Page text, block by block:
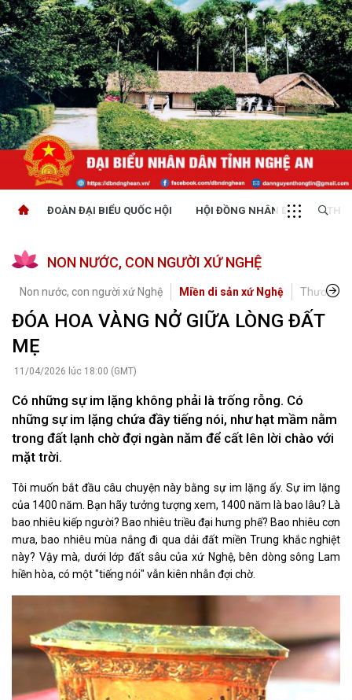
ĐOÀN ĐẠI BIỂU QUỐC HỘI HỘI ĐỒNG NHÂN DÂN
NON NƯỚC, CON NGƯỜI XỨ NGHỆ
Non nước, con người xứ Nghệ Miền di sản xứ Nghệ Thương
ĐÓA HOA VÀNG NỞ GIỮA LÒNG ĐẤT
MẸ
11/04/2026 lúc 18:00 (GMT)
Có những sự im lặng không phải là trống rỗng. Có
những sự im lặng chứa đầy tiếng nói, như hạt mầm nằm
trong đất lạnh chờ đợi ngàn năm để cất lên lời chào với
mặt trời.
Tôi muốn bắt đầu câu chuyện này bằng sự im lặng ấy. Sự im lặng
của 1400 năm. Bạn hãy tưởng tượng xem, 1400 năm là bao lâu? Là
bao nhiêu kiếp người? Bao nhiêu triều đại hưng phế? Bao nhiêu cơn
mưa, bao nhiêu mùa nắng đi qua dải đất miền Trung khắc nghiệt
này? Vậy mà, dưới lớp đất sâu của xứ Nghệ, bên dòng sông Lam
hiền hòa, có một "tiếng nói" vẫn kiên nhẫn đợi chờ.